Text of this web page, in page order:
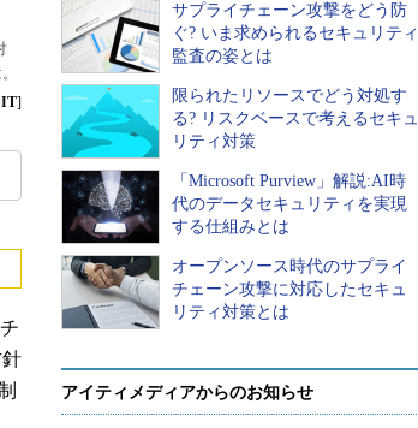
Expert
＆ OSS
of IP Network
& Trust
グ
IT]
サプライチェーン攻撃をどう防
ぐ? いま求められるセキュリティ
監査の姿とは
限られたリソースでどう対処す
る? リスクベースで考えるセキュ
リティ対策
「Microsoft Purview」解説:AI時
代のデータセキュリティを実現
する仕組みとは
オープンソース時代のサプライ
チェーン攻撃に対応したセキュ
リティ対策とは
アイティメディアからのお知らせ